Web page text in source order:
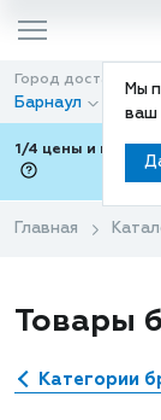
Мы
ваш
Город доставки
Барнаул
1/4 цены и
Главная
Товары
Категории